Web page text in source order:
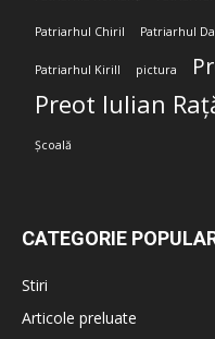
Patriarhul Chiril Patriarhul
Patriarhul Kirill pictura
Preot Iulian
Școală
CATEGORIE
Stiri
Articole preluate